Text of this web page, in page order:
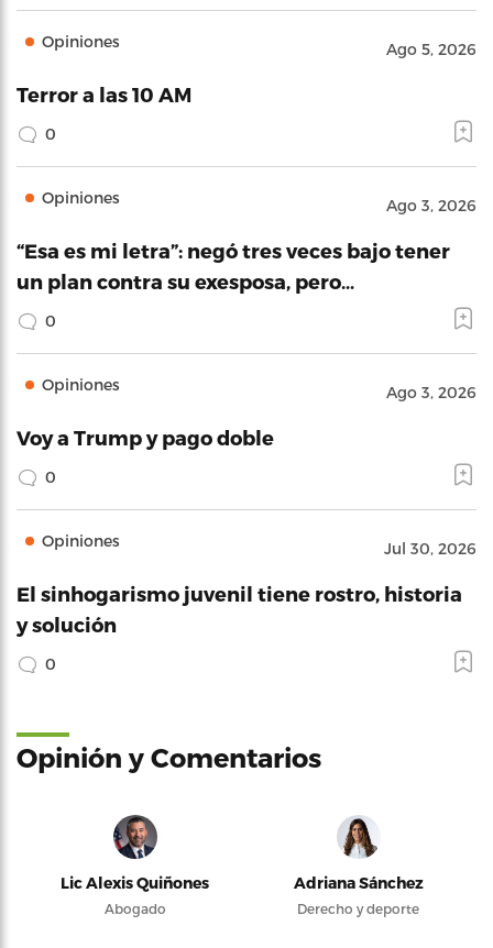
Opiniones Ago 5, 2026
Terror a las 10 AM
0
Opiniones Ago 3, 2026
“Esa es mi letra”: negó tres veces bajo tener
un plan contra su exesposa, pero…
0
Opiniones Ago 3, 2026
Voy a Trump y pago doble
0
Opiniones Jul 30, 2026
El sinhogarismo juvenil tiene rostro, historia
y solución
0
Opinión y Comentarios
Lic Alexis Quiñones
Abogado
Adriana Sánchez
Derecho y deporte